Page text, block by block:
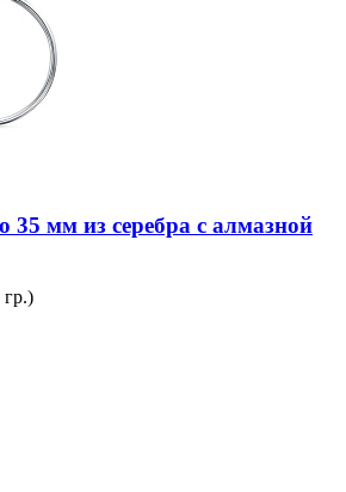
35 мм из серебра с алмазной
гр.)